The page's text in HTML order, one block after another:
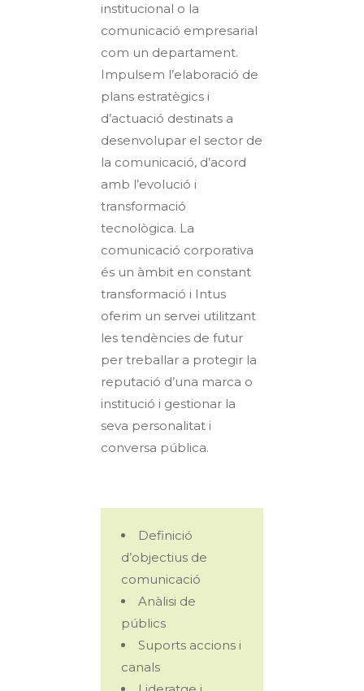
institucional o la
comunicació empresarial
com un departament.
Impulsem l’elaboració de
plans estratègics i
d’actuació destinats a
desenvolupar el sector de
la comunicació, d’acord
amb l’evolució i
transformació
tecnològica. La
comunicació corporativa
és un àmbit en constant
transformació i Intus
oferim un servei utilitzant
les tendències de futur
per treballar a protegir la
reputació d’una marca o
institució i gestionar la
seva personalitat i
conversa pública.
Definició
d’objectius de
comunicació
Anàlisi de
públics
Suports accions i
canals